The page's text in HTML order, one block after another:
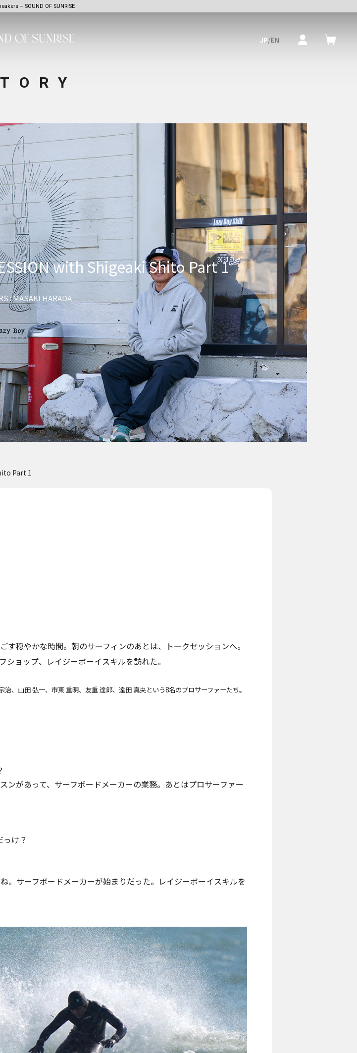
– SOUND OF SUNRISE
JP/EN
with Shigeaki Shito Part 1
: MASAKI HARADA
Part 1
す穏やかな時間。朝のサーフィンのあとは、トークセッションへ。
ョップ、 レイジーボーイスキルを訪れた。
、山田 弘一、市東 重明、友重 達郎、遠田 真央という8名のプロサーファーたち。
ンがあって、サーフボードメーカーの業務。あとはプロサーファー
け？
。サーフボードメーカーが始まりだった。レイジーボーイスキルを